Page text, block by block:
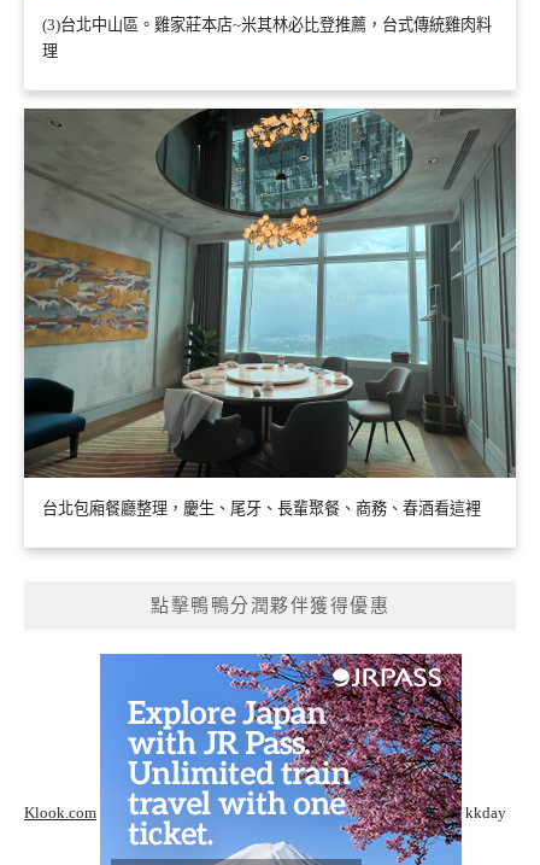
(3)台北中山區。雞家莊本店~米其林必比登推薦，台式傳統雞肉料
理
台北包廂餐廳整理，慶生、尾牙、長輩聚餐、商務、春酒看這裡
點擊鴨鴨分潤夥伴獲得優惠
Klook.com kkday